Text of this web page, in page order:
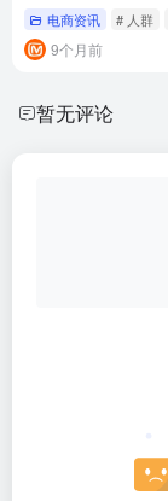
电商资讯 # 人群
9个月前
暂无评论